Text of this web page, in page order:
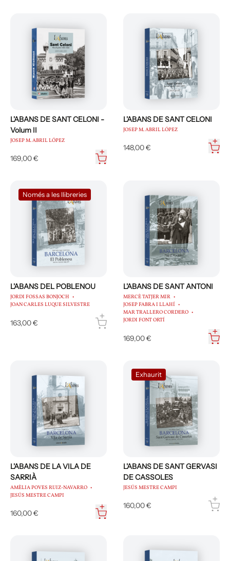
L'ABANS DE SANT CELONI -
Volum II
JOSEP M. ABRIL LÓPEZ
169,00 €
L'ABANS DE SANT CELONI
JOSEP M. ABRIL LÓPEZ
148,00 €
Només a les llibreries
L'ABANS DEL POBLENOU
JORDI FOSSAS BONJOCH
JOAN CARLES LUQUE SILVESTRE
163,00 €
L'ABANS DE SANT ANTONI
MERCÈ TATJER MIR
JOSEP FABRA I LLAHÍ
MAR TRALLERO CORDERO
JORDI FONT ORTÍ
169,00 €
L'ABANS DE LA VILA DE
SARRIÀ
AMÈLIA POVES RUIZ-NAVARRO
JESÚS MESTRE CAMPI
160,00 €
Exhaurit
L'ABANS DE SANT GERVASI
DE CASSOLES
JESÚS MESTRE CAMPI
160,00 €